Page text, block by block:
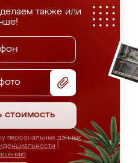
также или
стоимость
персональных данных